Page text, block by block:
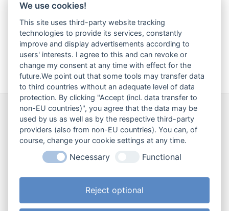
11. März 2023
Veranstaltungskategorie:
Schulereignisse
Maria-Ward-Tag
Wir sind für Sie da!
Haben Sie ein Anliegen? Eine Frage an
uns? Oder möchten Sie gerne etwas
Kontaktaufnahme
We use cookies!
This site uses third-party website tracking
technologies to provide its services, constantly
improve and display advertisements according to
users' interests. I agree to this and can revoke or
change my consent at any time with effect for the
future.We point out that some tools may transfer data
to third countries without an adequate level of data
protection. By clicking "Accept (incl. data transfer to
non-EU countries)", you agree that the data may be
used by us as well as by the respective third-party
providers (also from non-EU countries). You can, of
course, change your cookie settings at any time.
Necessary Functional
Reject optional